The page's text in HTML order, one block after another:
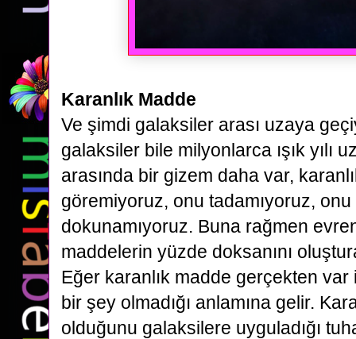
Karanlık Madde
Ve şimdi galaksiler arası uzaya
galaksiler bile milyonlarca ışık yılı
arasında bir gizem daha var,
göremiyoruz, onu tadamıyoruz,
dokunamıyoruz. Buna rağmen
maddelerin yüzde doksanını
Eğer karanlık madde gerçekten
bir şey olmadığı anlamına gelir.
olduğunu galaksilere uyguladığı